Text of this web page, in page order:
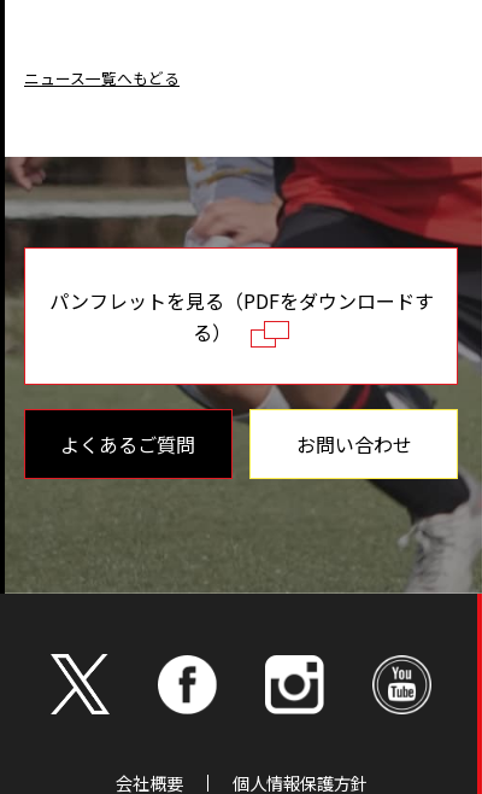
ニュース一覧へもどる
パンフレットを見る（PDFをダウンロードす
る）
よくあるご質問 お問い合わせ
会社概要 個人情報保護方針